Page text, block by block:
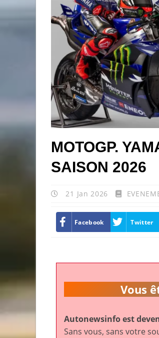
MOTOGP.
SAISON 2026
21 Jan 2026
Facebook Twitter
Vous
Autonewsinfo est
Sans vous, sans votre